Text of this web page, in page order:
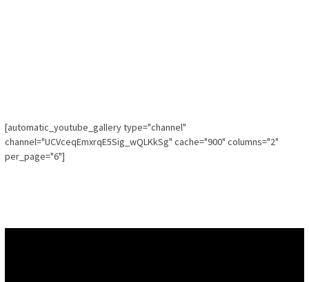
[automatic_youtube_gallery type="channel"
channel="UCVceqEmxrqE5Sig_wQLKkSg" cache="900" columns="2"
per_page="6"]